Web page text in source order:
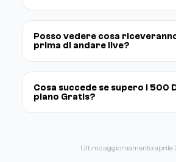
Posso vedere cosa
prima di andare live?
Cosa succede se supero i 500
piano Gratis?
Ultimo aggiornamento: aprile